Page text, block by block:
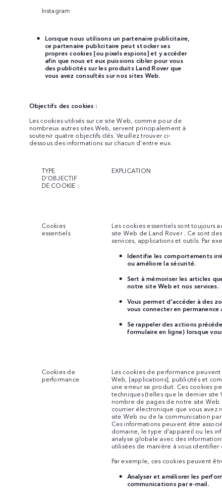
Instagram
Lorsque nous utilisons un partenaire publicitaire,
ce partenaire publicitaire peut stocker ses
propres cookies [ou pixels espions] et y accéder
afin que nous et eux puissions cibler pour vous
des publicités sur les produitsLand Roverque
vous avez consultés sur nos sites Web.
Objectifs des cookies :
Les cookies utilisés sur ce site Web, comme pour de
nombreux autres sites Web, servent principalement à
soutenir quatre objectifs clés. Veuillez trouver ci-
dessous des informations sur chacun d'entre eux.
TYPE
D’OBJECTIF
DE COOKIE :
EXPLICATION
Cookies
essentiels
Les cookies essentiels sont toujours
site Web de Land Rover . Ce sont
services, applications et outils. Par
Identifie les comportements
ou améliore la sécurité.
Sert à mémoriser les articles
notre site Web et nos services.
Vous permet d'accéder à des
vous connecter en
Se rappeler des actions
formulaire en ligne) lorsque
Cookies de
performance
Les cookies de performance
Web, [applications], publicités et
une erreur se produit. Ces cookies
techniques (telles que le dernier
nombre de pages de notre site Web
courrier électronique que vous avez
site Web ou de la communication
Ces informations peuvent être
domaine, le type d'appareil ou les
analyse globale avec des
utilisées de manière à vous
Par exemple, ces cookies peuvent
Analyser et améliorer les
communications par e-mail.